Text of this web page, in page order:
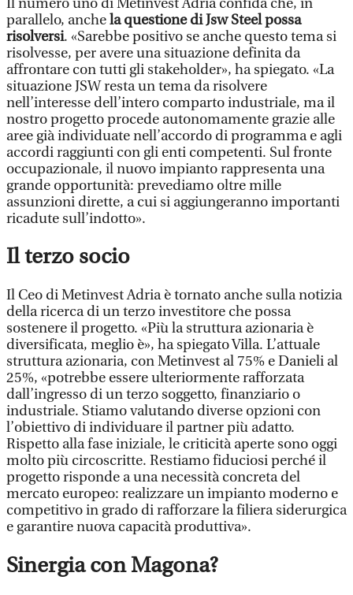
parallelo, anchela questione di Jsw Steel possa
risolversi. «Sarebbe positivo se anche questo tema si
risolvesse, per avere una situazione definita da
affrontare con tutti gli stakeholder», ha spiegato. «La
situazione JSW resta un tema da risolvere
nell’interesse dell’intero comparto industriale, ma il
nostro progetto procede autonomamente grazie alle
aree già individuate nell’accordo di programma e agli
accordi raggiunti con gli enti competenti. Sul fronte
occupazionale, il nuovo impianto rappresenta una
grande opportunità: prevediamo oltre mille
assunzioni dirette, a cui si aggiungeranno importanti
ricadute sull’indotto».
Il terzo socio
Il Ceo di Metinvest Adria è tornato anche sulla notizia
della ricerca di un terzo investitore che possa
sostenere il progetto. «Più la struttura azionaria è
diversificata, meglio è», ha spiegato Villa. L’attuale
struttura azionaria, con Metinvest al 75% e Danieli al
25%, «potrebbe essere ulteriormente rafforzata
dall’ingresso di un terzo soggetto, finanziario o
industriale. Stiamo valutando diverse opzioni con
l’obiettivo di individuare il partner più adatto.
Rispetto alla fase iniziale, le criticità aperte sono oggi
molto più circoscritte. Restiamo fiduciosi perché il
progetto risponde a una necessità concreta del
mercato europeo: realizzare un impianto moderno e
competitivo in grado di rafforzare la filiera siderurgica
e garantire nuova capacità produttiva».
Sinergia con Magona?